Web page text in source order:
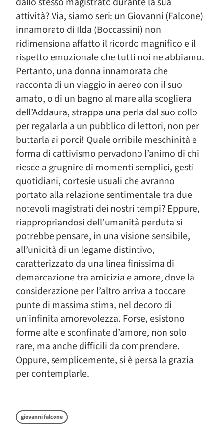
attività? Via, siamo seri: un Giovanni (Falcone)
innamorato di Ilda (Boccassini) non
ridimensiona affatto il ricordo magnifico e il
rispetto emozionale che tutti noi ne abbiamo.
Pertanto, una donna innamorata che
racconta di un viaggio in aereo con il suo
amato, o di un bagno al mare alla scogliera
dell’Addaura, strappa una perla dal suo collo
per regalarla a un pubblico di lettori, non per
buttarla ai porci! Quale orribile meschinità e
forma di cattivismo pervadono l’animo di chi
riesce a grugnire di momenti semplici, gesti
quotidiani, cortesie usuali che avranno
portato alla relazione sentimentale tra due
notevoli magistrati dei nostri tempi? Eppure,
riappropriandosi dell’umanità perduta si
potrebbe pensare, in una visione sensibile,
all’unicità di un legame distintivo,
caratterizzato da una linea finissima di
demarcazione tra amicizia e amore, dove la
considerazione per l’altro arriva a toccare
punte di massima stima, nel decoro di
un’infinita amorevolezza. Forse, esistono
forme alte e sconfinate d’amore, non solo
rare, ma anche difficili da comprendere.
Oppure, semplicemente, si è persa la grazia
per contemplarle.
giovanni falcone